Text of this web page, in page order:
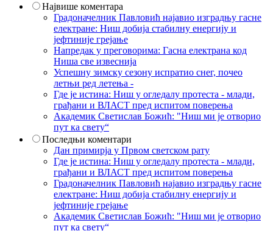
Највише коментара
Градоначелник Павловић најавио изградњу гасне
електране: Ниш добија стабилну енергију и
јефтиније грејање
Напредак у преговорима: Гасна електрана код
Ниша све извеснија
Успешну зимску сезону испратио снег, почео
летњи ред летења -
Где је истина: Ниш у огледалу протеста - млади,
грађани и ВЛАСТ пред испитом поверења
Академик Светислав Божић: "Ниш ми је отворио
пут ка свету“
Последњи коментари
Дан примирја у Првом светском рату
Где је истина: Ниш у огледалу протеста - млади,
грађани и ВЛАСТ пред испитом поверења
Градоначелник Павловић најавио изградњу гасне
електране: Ниш добија стабилну енергију и
јефтиније грејање
Академик Светислав Божић: "Ниш ми је отворио
пут ка свету“